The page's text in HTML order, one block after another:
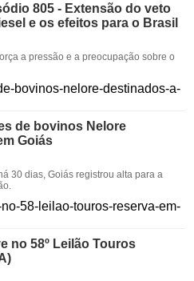
805 - Extensão do veto
e os efeitos para o Brasil
a pressão e a preocupação sobre o
de bovinos Nelore
Goiás
30 dias, Goiás registrou alta para a
no 58º Leilão Touros